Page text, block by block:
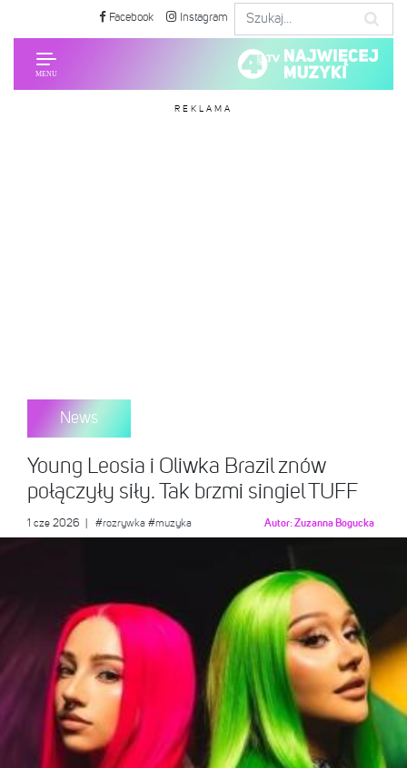
Facebook Instagram
REKLAMA
News
Young Leosia i Oliwka Brazil znów
połączyły siły. Tak brzmi singiel TUFF
1 cze 2026 #rozrywka #muzyka Autor:Zuzanna Bogucka